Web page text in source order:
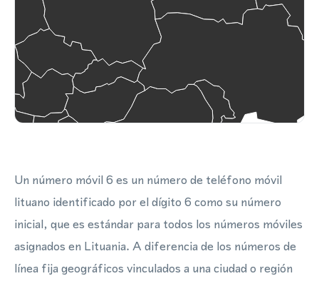
Un número móvil 6 es un número de teléfono móvil
lituano identificado por el dígito 6 como su número
inicial, que es estándar para todos los números móviles
asignados en Lituania. A diferencia de los números de
línea fija geográficos vinculados a una ciudad o región